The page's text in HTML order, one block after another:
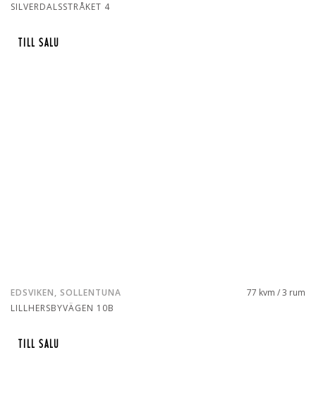
SILVERDALSSTRÅKET 4
TILL SALU
EDSVIKEN, SOLLENTUNA
LILLHERSBYVÄGEN 10B
77 kvm / 3 rum
TILL SALU